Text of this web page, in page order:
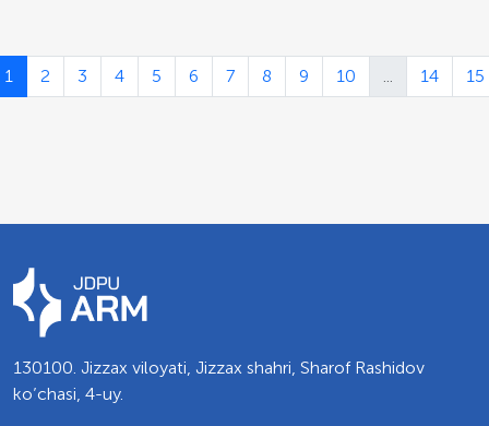
1 2 3 4 5 6 7 8 9 10 ... 14 15
130100. Jizzax viloyati, Jizzax shahri, Sharof Rashidov
ko’chasi, 4-uy.